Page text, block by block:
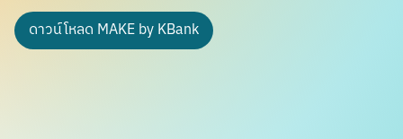
ดาวน์โหลด MAKE by KBank